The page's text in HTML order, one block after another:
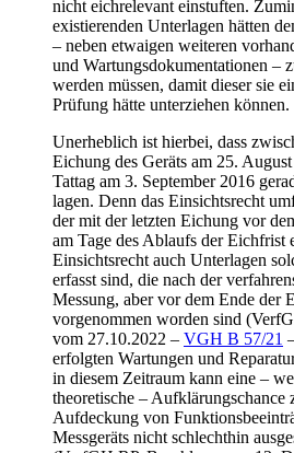
nicht eichrelevant einstuften.
existierenden Unterlagen hätten
– neben etwaigen weiteren
und Wartungsdokumentationen –
werden müssen, damit dieser sie
Prüfung hätte unterziehen können.
Unerheblich ist hierbei, dass
Eichung des Geräts am 25.
Tattag am 3. September 2016
lagen. Denn das Einsichtsrecht
der mit der letzten Eichung vor
am Tage des Ablaufs der Eichfrist
Einsichtsrecht auch Unterlagen
erfasst sind, die nach der
Messung, aber vor dem Ende der
vorgenommen worden sind
vom 27.10.2022 – VGH B 57/21
erfolgten Wartungen und
in diesem Zeitraum kann eine –
theoretische – Aufklärungschance
Aufdeckung von
Messgeräts nicht schlechthin